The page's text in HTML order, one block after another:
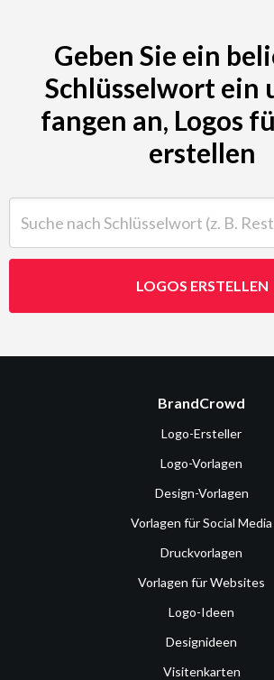
Geben Sie ein
Schlüsselwort ein
fangen an, Logos
erstellen
LOGOS ERSTELLEN
BrandCrowd
Logo-Ersteller
Logo-Vorlagen
Design-Vorlagen
Vorlagen für Social Media
Druckvorlagen
Vorlagen für Websites
Logo-Ideen
Designideen
Visitenkarten